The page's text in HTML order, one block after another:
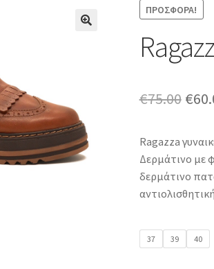
ΠΡΟΣΦΟΡΆ!
€75.00
was:
€
Ragazza
Δερμάτινο με
δερμάτινο
37 39 40